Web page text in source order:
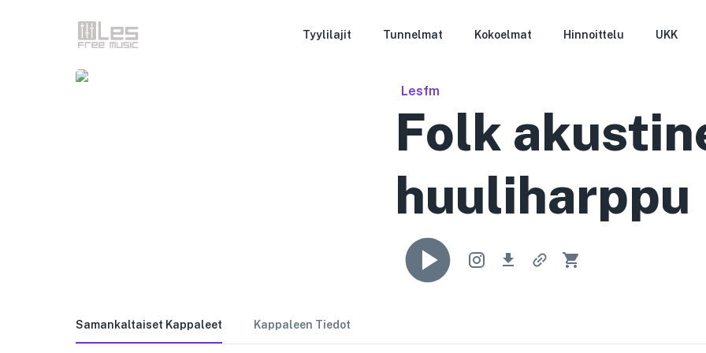
Tyylilajit Tunnelmat Kokoelmat Hinnoittelu UKK
Lesfm
Folk
huuliharppu
Samankaltaiset Kappaleet Kappaleen Tiedot